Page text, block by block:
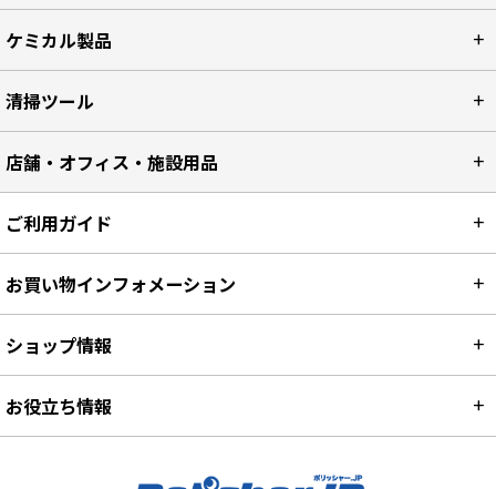
ケミカル製品
清掃ツール
店舗・オフィス・施設用品
ご利用ガイド
お買い物インフォメーション
ショップ情報
お役立ち情報